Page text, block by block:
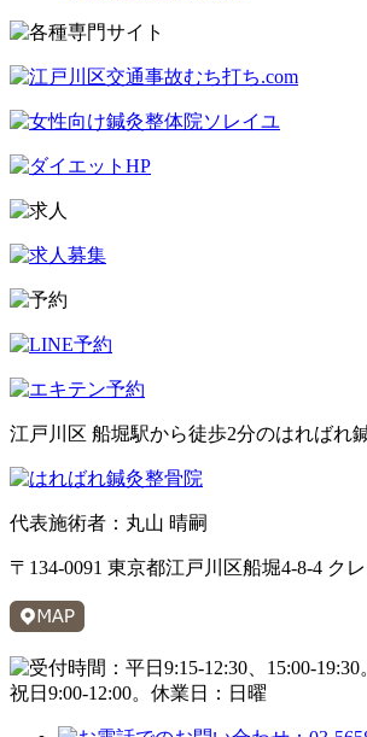
江戸川区 船堀駅から徒歩2分のはればれ
代表施術者：丸山 晴嗣
〒134-0091 東京都江戸川区船堀4-8-4 ク